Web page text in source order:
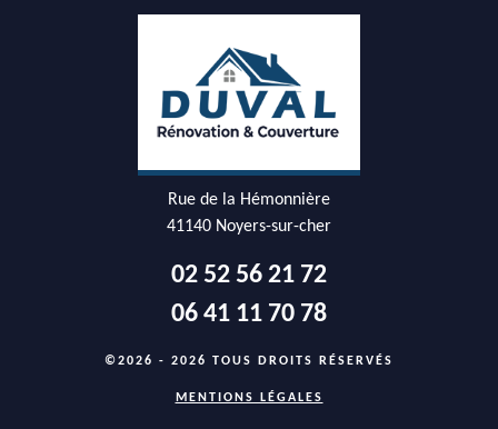
Rue de la Hémonnière
41140 Noyers-sur-cher
02 52 56 21 72
06 41 11 70 78
©2026 - 2026 TOUS DROITS RÉSERVÉS
MENTIONS LÉGALES